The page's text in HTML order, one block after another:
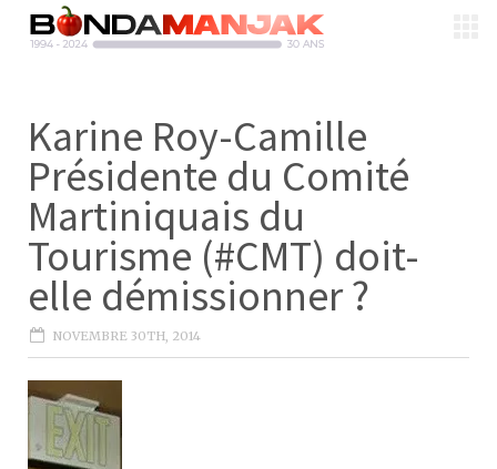
Karine Roy-Camille
Présidente du Comité
Martiniquais du
Tourisme (#CMT) doit-
elle démissionner ?
NOVEMBRE 30TH, 2014